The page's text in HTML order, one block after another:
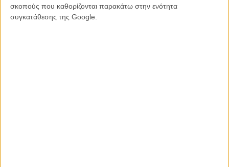
σκοπούς που καθορίζονται παρακάτω στην ενότητα
συγκατάθεσης της Google.